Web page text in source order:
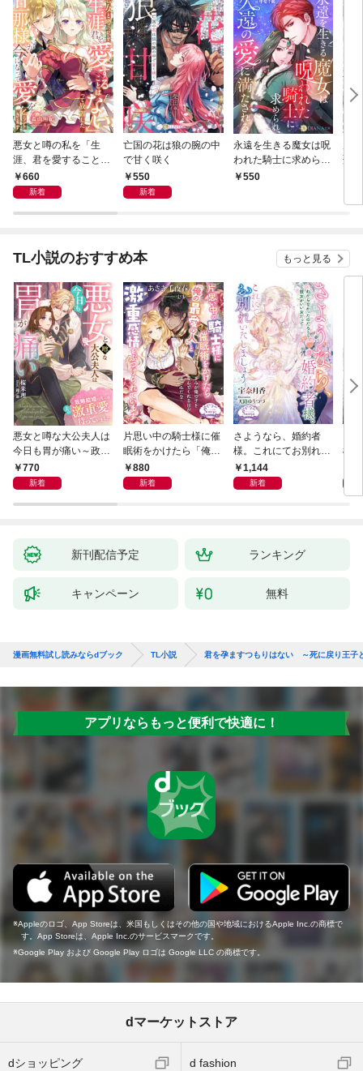
悪女と噂の私を「生
涯、君を愛することは
ない」って放置した旦
那様が今になって愛を
660
新着
亡国の花は狼の腕の中
で甘く咲く
550
新着
永遠を生きる魔女は呪
われた騎士に求めら
れ、久遠の愛に満たさ
550
聖
TL小説のおすすめ本 もっと見る
悪女と噂な大公夫人は
今日も胃が痛い～政略
結婚の先には夫の激重
愛が待っていました～
770
新着
片思い中の騎士様に催
眠術をかけたら「俺の
最愛の人」と激重感情
をぶつけられています
880
新着
さようなら、婚約者
様。これにてお別れい
たしましょう【電子書
籍特装版】
1,144
新着
様
新刊配信予定 ランキング
キャンペーン 無料
漫画無料試し読みならdブック TL小説 君を孕ますつもりはない ～死に戻り王子
アプリならもっと便利で快適に！
Appleのロゴ、App Storeは、米国もしくはその他の国や地域におけるApple Inc.の商標で
す。App Storeは、Apple Inc.のサービスマークです。
Google Play および Google Play ロゴは Google LLC の商標です。
dマーケットストア
dショッピング d fashion